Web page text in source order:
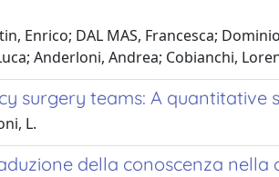
Enrico; DAL MAS, Francesca;
Anderloni, Andrea; Cobianchi,
surgery teams: A quantitative
L.
della conoscenza nella